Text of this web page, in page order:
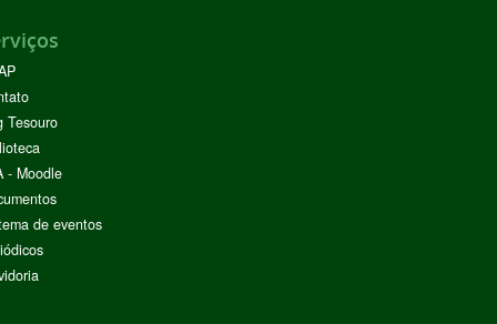
Tesouro
- Moodle
de eventos